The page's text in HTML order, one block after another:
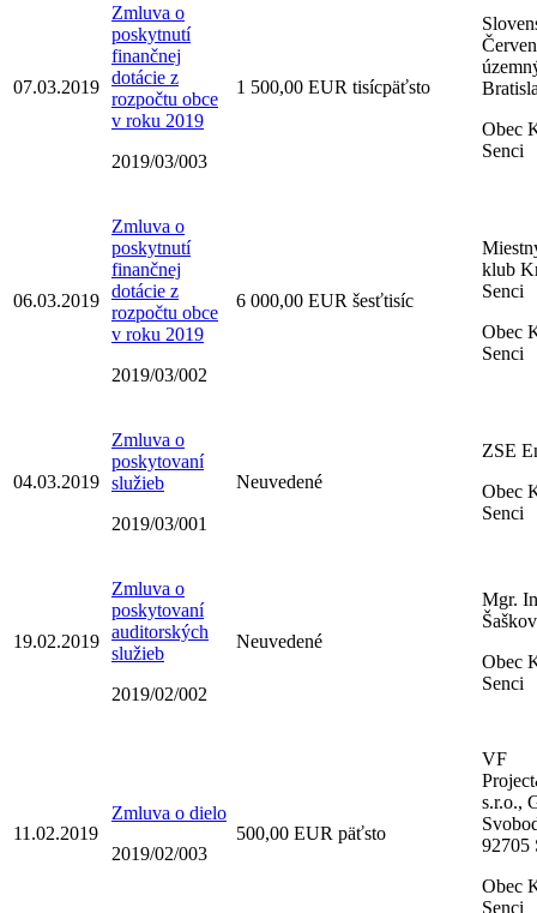
07.03.2019
Zmluva o
poskytnutí
finančnej
dotácie z
rozpočtu obce
v roku 2019
2019/03/003
1 500,00 EUR tisícpäťsto
Obec
Senci
06.03.2019
Zmluva o
poskytnutí
finančnej
dotácie z
rozpočtu obce
v roku 2019
2019/03/002
6 000,00 EUR šesťtisíc
klub
Senci
Obec
Senci
04.03.2019
Zmluva o
poskytovaní
služieb
2019/03/001
Neuvedené
ZSE
Obec
Senci
19.02.2019
Zmluva o
poskytovaní
auditorských
služieb
2019/02/002
Neuvedené
Mgr.
Obec
Senci
11.02.2019
Zmluva o dielo
2019/02/003
500,00 EUR päťsto
VF
s.r.o.,
92705
Obec
Senci